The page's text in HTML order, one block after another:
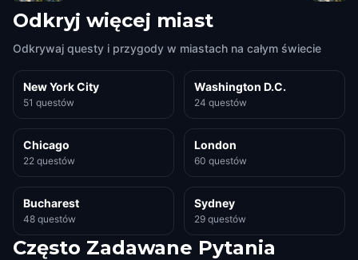
Odkryj więcej miast
Odkrywaj questy i przygody w miastach na całym świecie
New York City
51 questów
Washington D.C.
24 questów
Chicago
22 questów
London
60 questów
Bucharest
48 questów
Sydney
29 questów
Często Zadawane Pytania